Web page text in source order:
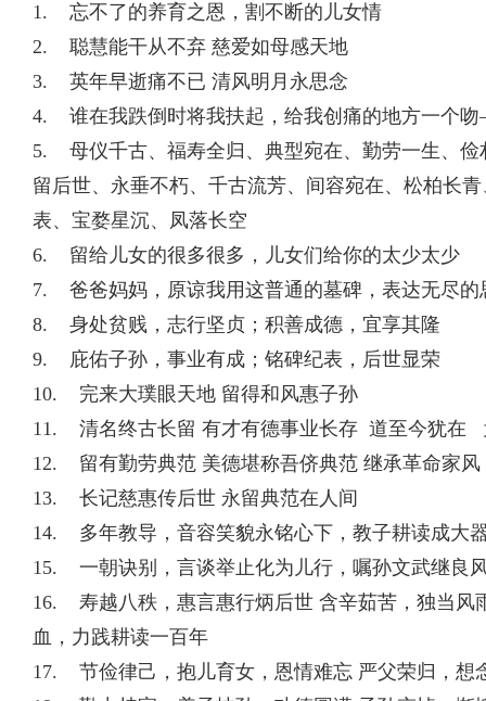
1. 忘不了的养育之恩，割不断的儿女情
2. 聪慧能干从不弃 慈爱如母感天地
3. 英年早逝痛不已 清风明月永思念
4. 谁在我跌倒时将我扶起，给我创痛的地方一个
5. 母仪千古、福寿全归、典型宛在、勤劳一生、俭
留后世、永垂不朽、千古流芳、间容宛在、松柏长
表、宝婺星沉、凤落长空
6. 留给儿女的很多很多，儿女们给你的太少太少
7. 爸爸妈妈，原谅我用这普通的墓碑，表达无尽的
8. 身处贫贱，志行坚贞；积善成德，宜享其隆
9. 庇佑子孙，事业有成；铭碑纪表，后世显荣
10. 完来大璞眼天地 留得和风惠子孙
11. 清名终古长留 有才有德事业长存 道至今犹在
12. 留有勤劳典范 美德堪称吾侪典范 继承革命家风
13. 长记慈惠传后世 永留典范在人间
14. 多年教导，音容笑貌永铭心下，教子耕读成大
15. 一朝诀别，言谈举止化为儿行，嘱孙文武继良
16. 寿越八秩，惠言惠行炳后世 含辛茹苦，独当风
血，力践耕读一百年
17. 节俭律己，抱儿育女，恩情难忘 严父荣归，想